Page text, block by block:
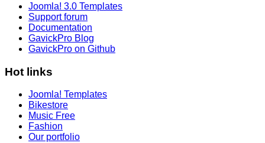
Joomla! 3.0 Templates
Support forum
Documentation
GavickPro Blog
GavickPro on Github
Hot links
Joomla! Templates
Bikestore
Music Free
Fashion
Our portfolio